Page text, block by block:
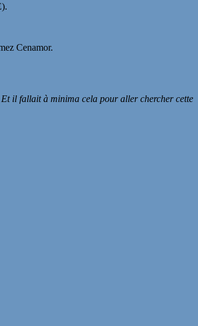
Cenamor.
Et il fallait à minima cela pour aller chercher cette